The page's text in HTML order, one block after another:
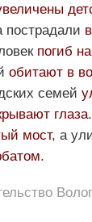
пострадали
погиб
обитают в
семей
глаза
мост, а
.